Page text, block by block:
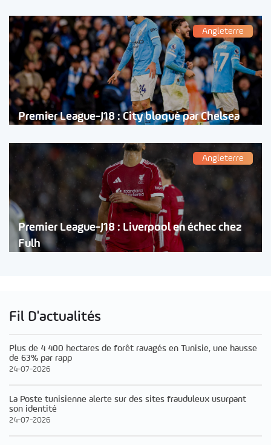
Angleterre
Premier League-J18 : City bloqué par Chelsea
Angleterre
Premier League-J18 : Liverpool en échec chez
Fulh
Fil D'actualités
Plus de 4 400 hectares de forêt ravagés en Tunisie, une hausse
de 63% par rapp
24-07-2026
La Poste tunisienne alerte sur des sites frauduleux usurpant
son identité
24-07-2026